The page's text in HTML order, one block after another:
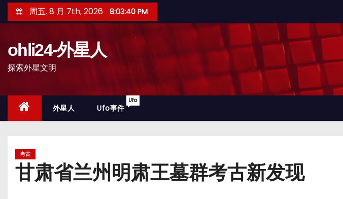
至
周五. 8 月 7th, 2026 8:03:42 PM
ohli24-外星人
探索外星文明
外星人 Ufo事件
Ufo
考古
甘肃省兰州明肃王墓群考古新发现